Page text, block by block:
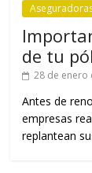
de tu
28 de enero
Antes de
empresas
replantean